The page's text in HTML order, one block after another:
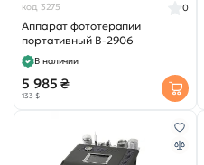
код 3275
Аппарат фототерапии
портативный B-2906
0
В наличии
5 985 ₴
133 $